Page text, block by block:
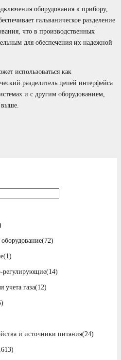
оборудования к прибору,
гальваническое разделение
что в производственных
для обеспечения их надежной
использоваться как
разделитель цепей интерфейса
и с другим оборудованием,
выше.
(72)
(1)
регулирующие(14)
учета газа(12)
и источники питания(24)